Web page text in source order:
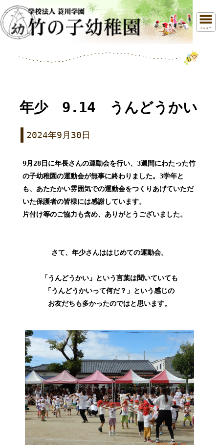
メニュー
年少 9.14 うんどうかい
2024年9月30日
9月28日に年長さんの運動会を行い、3週間にわたった竹
の子幼稚園の運動会が無事に終わりました。3学年と
も、あたたかい雰囲気での運動会をつくりあげていただ
いた保護者の皆様には感謝しています。
片付け等のご協力も含め、ありがとうございました。
さて、年少さんははじめての運動会。
「うんどうかい」という言葉は聞いていても
「うんどうかいって何だ？」という感じの
お友だちも多かったのではと思います。